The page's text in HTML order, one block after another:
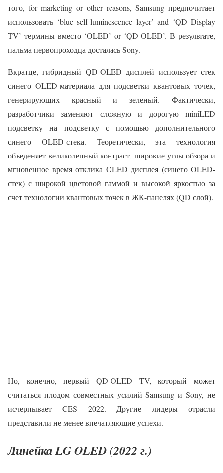
того, for marketing or other reasons, Samsung предпочитает
использовать ‘blue self-luminescence layer’ and ‘QD Display
TV’ термины вместо ‘OLED’ or ‘QD-OLED’. В результате,
пальма первопроходца досталась Sony.
Вкратце, гибридный QD-OLED дисплей использует стек
синего OLED-материала для подсветки квантовых точек,
генерирующих красный и зеленый. Фактически,
разработчики заменяют сложную и дорогую miniLED
подсветку на подсветку с помощью дополнительного
синего OLED-стека. Теоретически, эта технология
объеденяет великолепный контраст, широкие углы обзора и
мгновенное время отклика OLED дисплея (синего OLED-
стек) с широкой цветовой гаммой и высокой яркостью за
счет технологии квантовых точек в ЖК-панелях (QD слой).
Но, конечно, первый QD-OLED TV, который может
считаться плодом совместных усилий Samsung и Sony, не
исчерпывает CES 2022. Другие лидеры отрасли
представили не менее впечатляющие успехи.
Линейка LG OLED (2022 г.)